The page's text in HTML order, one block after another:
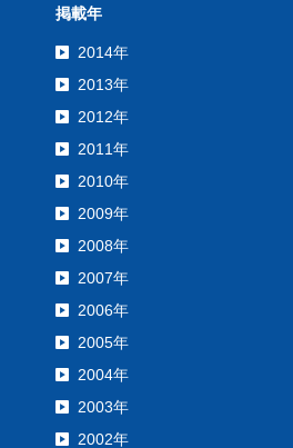
掲載年
2014年
2013年
2012年
2011年
2010年
2009年
2008年
2007年
2006年
2005年
2004年
2003年
2002年